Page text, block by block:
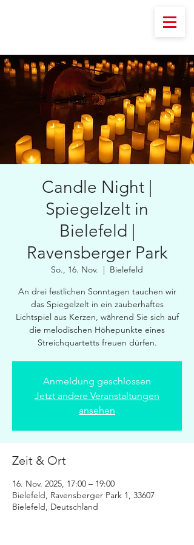
Candle Night |
Spiegelzelt in
Bielefeld |
Ravensberger Park
So., 16. Nov.
  |
Bielefeld
An drei festlichen Sonntagen tauchen wir
das Spiegelzelt in ein zauberhaftes
Lichtspiel aus Kerzen, während Sie sich auf
die melodischen Höhepunkte eines
Streichquartetts freuen dürfen.
Anmeldung geschlossen
Jetzt andere Veranstaltungen
ansehen
Zeit & Ort
16. Nov. 2025, 17:00 – 19:00
Bielefeld, Ravensberger Park 1, 33607
Bielefeld, Deutschland